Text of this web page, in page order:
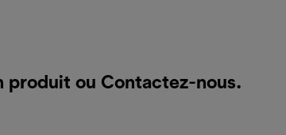
produit ou Contactez-nous.